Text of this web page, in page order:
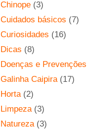
Chinope (3)
Cuidados básicos (7)
Curiosidades (16)
Dicas (8)
Doenças e Prevenções
Galinha Caipira (17)
Horta (2)
Limpeza (3)
Natureza (3)